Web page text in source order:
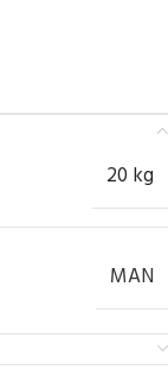
20 kg
MAN